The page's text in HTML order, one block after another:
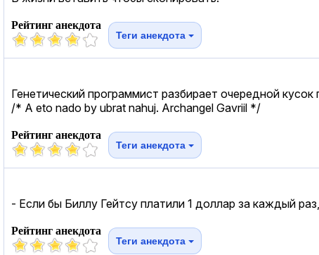
Рейтинг анекдота
Теги анекдота
Генетический программист разбирает очередной
/* А еtо nаdо bу ubrаt nаhuj. Аrсhаngеl Gаvriil */
Рейтинг анекдота
Теги анекдота
- Если бы Биллу Гейтсу платили 1 доллар за каждый
Рейтинг анекдота
Теги анекдота